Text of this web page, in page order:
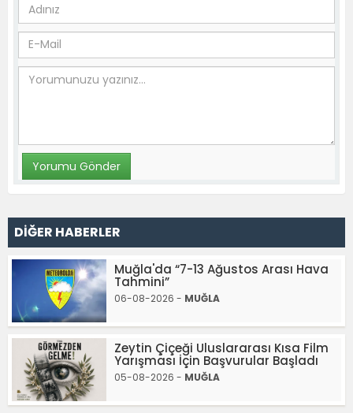
DİĞER HABERLER
Muğla'da “7-13 Ağustos Arası Hava
Tahmini”
06-08-2026 - MUĞLA
Zeytin Çiçeği Uluslararası Kısa Film
Yarışması İçin Başvurular Başladı
05-08-2026 - MUĞLA